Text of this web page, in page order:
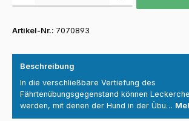
Artikel-Nr.: 7070893
Beschreibung
In die verschließbare Vertiefung des
Fährtenübungsgegenstand können
werden, mit denen der Hund in der Übu…